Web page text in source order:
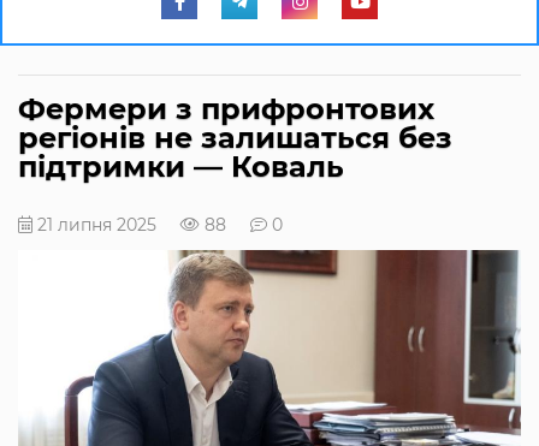
Фермери з прифронтових
регіонів не залишаться без
підтримки — Коваль
21 липня 2025 88 0